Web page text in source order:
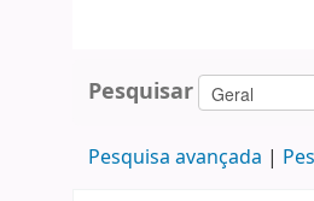
Pesquisar
Pesquisa avançada